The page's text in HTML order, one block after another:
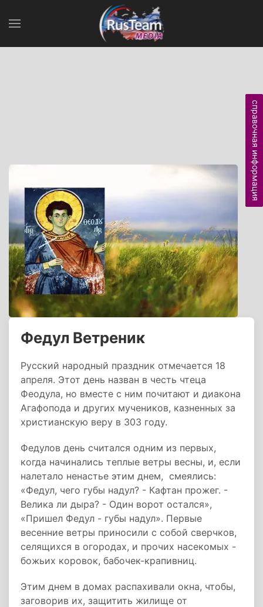
Федул Ветреник
Русский народный праздник отмечается 18
апреля. Этот день назван в честь чтеца
Феодула, но вместе с ним почитают и диакона
Агафопода и других мучеников, казненных за
христианскую веру в 303 году.
Федулов день считался одним из первых,
когда начинались теплые ветры весны, и, если
налетало ненастье этим днем, смеялись:
«Федул, чего губы надул? - Кафтан прожег. -
Велика ли дыра? - Один ворот остался»,
«Пришел Федул - губы надул». Первые
весенние ветры приносили с собой сверчков,
селящихся в огородах, и прочих насекомых -
божьих коровок, бабочек-крапивниц.
Этим днем в домах распахивали окна, чтобы,
заговорив их, защитить жилище от
справочная информация